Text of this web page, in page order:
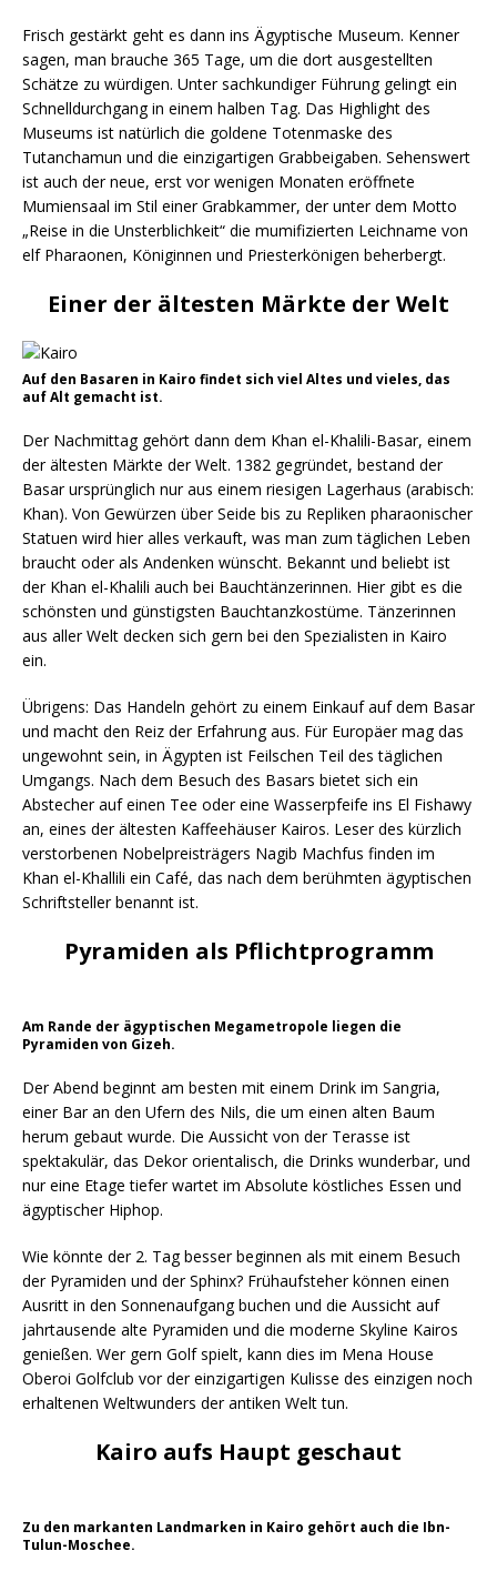
Frisch gestärkt geht es dann ins Ägyptische Museum. Kenner
sagen, man brauche 365 Tage, um die dort ausgestellten
Schätze zu würdigen. Unter sachkundiger Führung gelingt ein
Schnelldurchgang in einem halben Tag. Das Highlight des
Museums ist natürlich die goldene Totenmaske des
Tutanchamun und die einzigartigen Grabbeigaben. Sehenswert
ist auch der neue, erst vor wenigen Monaten eröffnete
Mumiensaal im Stil einer Grabkammer, der unter dem Motto
„Reise in die Unsterblichkeit“ die mumifizierten Leichname von
elf Pharaonen, Königinnen und Priesterkönigen beherbergt.
Einer der ältesten Märkte der Welt
Auf den Basaren in Kairo findet sich viel Altes und vieles, das
auf Alt gemacht ist.
Der Nachmittag gehört dann dem Khan el-Khalili-Basar, einem
der ältesten Märkte der Welt. 1382 gegründet, bestand der
Basar ursprünglich nur aus einem riesigen Lagerhaus (arabisch:
Khan). Von Gewürzen über Seide bis zu Repliken pharaonischer
Statuen wird hier alles verkauft, was man zum täglichen Leben
braucht oder als Andenken wünscht. Bekannt und beliebt ist
der Khan el-Khalili auch bei Bauchtänzerinnen. Hier gibt es die
schönsten und günstigsten Bauchtanzkostüme. Tänzerinnen
aus aller Welt decken sich gern bei den Spezialisten in Kairo
ein.
Übrigens: Das Handeln gehört zu einem Einkauf auf dem Basar
und macht den Reiz der Erfahrung aus. Für Europäer mag das
ungewohnt sein, in Ägypten ist Feilschen Teil des täglichen
Umgangs. Nach dem Besuch des Basars bietet sich ein
Abstecher auf einen Tee oder eine Wasserpfeife ins El Fishawy
an, eines der ältesten Kaffeehäuser Kairos. Leser des kürzlich
verstorbenen Nobelpreisträgers Nagib Machfus finden im
Khan el-Khallili ein Café, das nach dem berühmten ägyptischen
Schriftsteller benannt ist.
Pyramiden als Pflichtprogramm
Am Rande der ägyptischen Megametropole liegen die
Pyramiden von Gizeh.
Der Abend beginnt am besten mit einem Drink im Sangria,
einer Bar an den Ufern des Nils, die um einen alten Baum
herum gebaut wurde. Die Aussicht von der Terasse ist
spektakulär, das Dekor orientalisch, die Drinks wunderbar, und
nur eine Etage tiefer wartet im Absolute köstliches Essen und
ägyptischer Hiphop.
Wie könnte der 2. Tag besser beginnen als mit einem Besuch
der Pyramiden und der Sphinx? Frühaufsteher können einen
Ausritt in den Sonnenaufgang buchen und die Aussicht auf
jahrtausende alte Pyramiden und die moderne Skyline Kairos
genießen. Wer gern Golf spielt, kann dies im Mena House
Oberoi Golfclub vor der einzigartigen Kulisse des einzigen noch
erhaltenen Weltwunders der antiken Welt tun.
Kairo aufs Haupt geschaut
Zu den markanten Landmarken in Kairo gehört auch die Ibn-
Tulun-Moschee.